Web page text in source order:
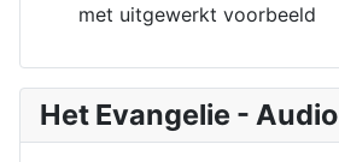
met uitgewerkt voorbeeld
Het Evangelie - Audio